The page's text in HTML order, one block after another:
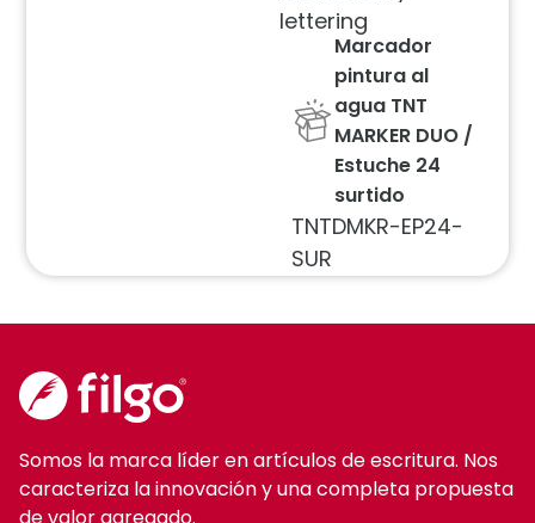
lettering
Marcador
pintura al
agua TNT
MARKER DUO /
Estuche 24
surtido
TNTDMKR-EP24-
SUR
Somos la marca líder en artículos de escritura. Nos
caracteriza la innovación y una completa propuesta